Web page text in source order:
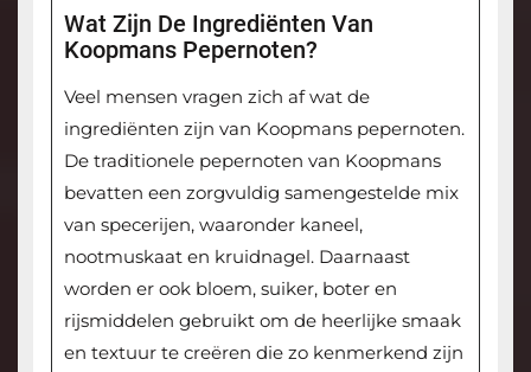
Wat Zijn De Ingrediënten Van
Koopmans Pepernoten?
Veel mensen vragen zich af wat de
ingrediënten zijn van Koopmans pepernoten.
De traditionele pepernoten van Koopmans
bevatten een zorgvuldig samengestelde mix
van specerijen, waaronder kaneel,
nootmuskaat en kruidnagel. Daarnaast
worden er ook bloem, suiker, boter en
rijsmiddelen gebruikt om de heerlijke smaak
en textuur te creëren die zo kenmerkend zijn